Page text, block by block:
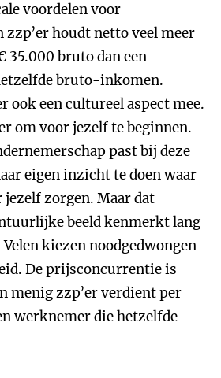
voordelen voor
zzp’er houdt netto veel meer
35.000 bruto dan een
bruto-inkomen.
ook een cultureel aspect mee.
om voor jezelf te beginnen.
past bij deze
eigen inzicht te doen waar
zorgen. Maar dat
beeld kenmerkt lang
kiezen noodgedwongen
De prijsconcurrentie is
menig zzp’er verdient per
werknemer die hetzelfde